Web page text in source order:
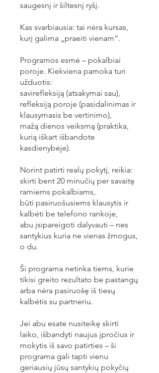
saugesnį ir šiltesnį ryšį.
Kas svarbiausia: tai nėra kursas,
kurį galima „praeiti vienam“.
Programos esmė – pokalbiai
poroje. Kiekviena pamoka turi
užduotis:
savirefleksiją (atsakymai sau),
refleksiją poroje (pasidalinimas ir
klausymasis be vertinimo),
mažą dienos veiksmą (praktika,
kurią iškart išbandote
kasdienybėje).
Norint patirti realų pokytį, reikia:
skirti bent 20 minučių per savaitę
ramiems pokalbiams,
būti pasiruošusiems klausytis ir
kalbėti be telefono rankoje,
abu įsipareigoti dalyvauti – nes
santykius kuria ne vienas žmogus,
o du.
Ši programa netinka tiems, kurie
tikisi greito rezultato be pastangų
arba nėra pasiruošę iš tiesų
kalbėtis su partneriu.
Jei abu esate nusiteikę skirti
laiko, išbandyti naujus įpročius ir
mokytis iš savo patirties – ši
programa gali tapti vienu
geriausių jūsų santykių pokyčių